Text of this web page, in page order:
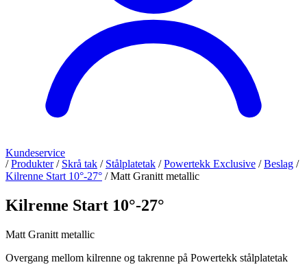
Kundeservice
/ Produkter / Skrå tak / Stålplatetak / Powertekk Exclusive / Beslag /
Kilrenne Start 10°-27° / Matt Granitt metallic
Kilrenne Start 10°-27°
Matt Granitt metallic
Overgang mellom kilrenne og takrenne på Powertekk stålplatetak